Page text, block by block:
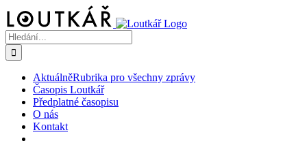
Přeskočit
na
obsah
Hledat:
AktuálněRubrika pro všechny zprávy
Časopis Loutkář
Předplatné časopisu
O nás
Kontakt